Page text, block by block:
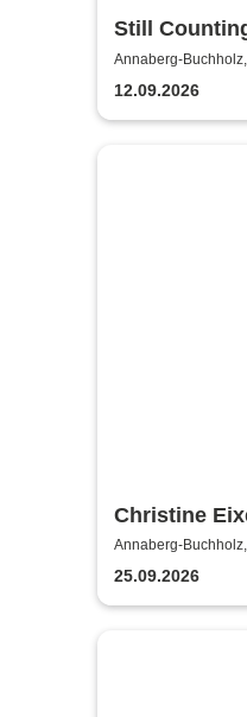
Still
Volbeat
Annaberg-
Buchholz
12.09.2026
Christine
Kontrolle
Annaberg-
Buchholz
25.09.2026